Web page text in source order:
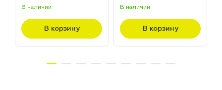
(20,0кг)
В наличии
В корзину
В наличии
В корзину